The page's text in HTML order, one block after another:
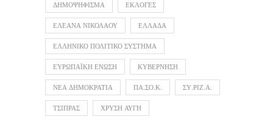
ΔΗΜΟΨΗΦΙΣΜΑ ΕΚΛΟΓΕΣ
ΕΛΕΑΝΑ ΝΙΚΟΛΑΟΥ ΕΛΛΑΔΑ
ΕΛΛΗΝΙΚΟ ΠΟΛΙΤΙΚΟ ΣΥΣΤΗΜΑ
ΕΥΡΩΠΑΪΚΗ ΕΝΩΣΗ ΚΥΒΕΡΝΗΣΗ
ΝΕΑ ΔΗΜΟΚΡΑΤΙΑ ΠΑ.ΣΟ.Κ. ΣΥ.ΡΙΖ.Α.
ΤΣΙΠΡΑΣ ΧΡΥΣΗ ΑΥΓΗ